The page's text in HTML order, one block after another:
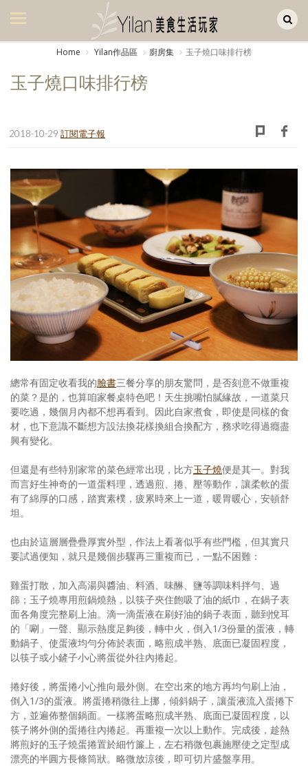
美食集
生活風
書房集
日記簿
餐桌週記
享樂隨手拍
照相簿
創意出版服務
歷史區
關於Yilan
個人著作
活動實況記錄
媒體報導一覽
合作與代言
訂閱電子報
Home Yilan作品區 廚房集 玉子燒口味排行榜
玉子燒口味排行榜
2018-10-29 訂閱電子報
總常有固定收看我的臉書三餐分享的朋友驚問，是否刻意不做重複
的菜？是的，也算咱家餐桌特色吧！天生挑嘴怕膩緣故，一道菜只
要吃過，幾個月內都不想再看到。因此自家煮食，即使是同樣的食
材，也下意識不斷想方設法換花樣換組合換配方，務求吃得過癮盡
興有變化。
但還是有些特別家常的菜色經常出現，比方玉子燒便是其一。對我
而言好生神奇的一道蛋料理，透過煎、捲、壓等動作，讓柔軟的蛋
有了綿厚的口感，踏實素樸，疲累時來上一道，暖胃暖心，安頓舒
坦。
也由於這層層疊疊厚實外型，作法上看著似乎有些門檻，但其實只
要試過便知，就只是幾個步驟再三重複而已，一點不困難：
雞蛋打散，加入高湯與醬油、料酒、味醂、鹽等調味料拌勻、過
篩；玉子燒專用煎鍋燒熱，以筷子夾住飽吸了油的紙巾，在鍋子表
面各角度完整刷上油。滴一滴蛋液在刷好油的鍋子表面，聽到悅耳
的「唰」一聲、顯示熱度足夠後，轉中火，倒入1/3份量的蛋液，轉
動鍋子、使蛋液均勻分佈於表面，略煎成半熟、底面已凝固程度，
以筷子或小鏟子小心將蛋從外往內捲起。
捲好後，將蛋捲小心推向最外側。在空出來的地方再均勻刷上油，
倒入1/3的蛋液。將蛋捲稍微往上挪，傾斜鍋子，讓蛋液流入蛋捲下
方，並遍佈整個鍋面。一樣將蛋略煎成半熟、底面已凝固程度，以
筷子將外側的蛋捲往內捲起。再重複一次以上動作。完成後，趁熱
將煎好的玉子燒蛋捲置於細竹簾上，左右稍微包裹施壓使之定型成
漂亮的半圓方長條筒狀。略微放涼後，即可切片盛盤享用。